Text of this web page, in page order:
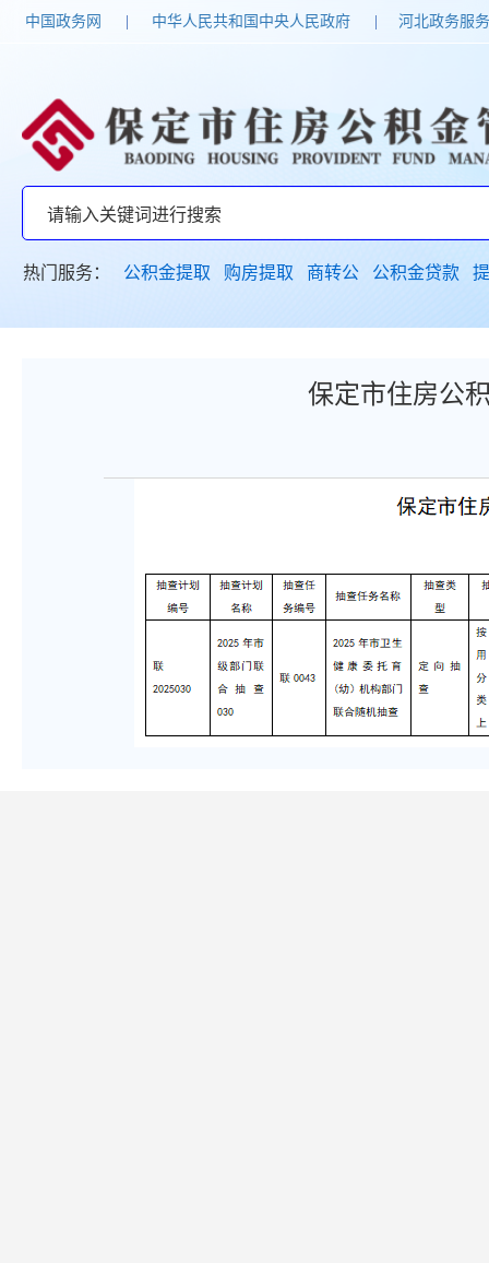
中国政务网 中华人民共和国中央人民政府 河北政务服
热门服务： 公积金提取 购房提取 商转公 公积金贷款
保定市住房公